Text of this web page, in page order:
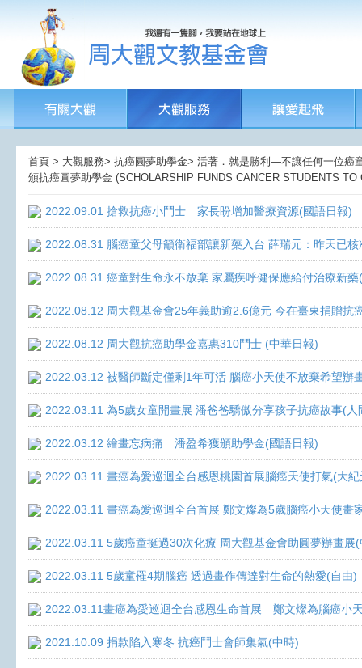
首頁 > 大觀服務> 抗癌圓夢助學金> 活著．就是勝利—不讓任何一位癌
頒抗癌圓夢助學金 (SCHOLARSHIP FUNDS CANCER STUDENTS
2022.09.01 搶救抗癌小鬥士 家長盼增加醫療資源(國語日報)
2022.08.31 腦癌童父母籲衛福部讓新藥入台 薛瑞元：昨天已
2022.08.31 癌童對生命永不放棄 家屬疾呼健保應給付治療新藥
2022.08.12 周大觀基金會25年義助逾2.6億元 今在臺東捐贈抗
2022.08.12 周大觀抗癌助學金嘉惠310鬥士 (中華日報)
2022.03.12 被醫師斷定僅剩1年可活 腦癌小天使不放棄希望辦
2022.03.11 為5歲女童開畫展 潘爸爸驕傲分享孩子抗癌故事(人
2022.03.12 繪畫忘病痛 潘盈希獲頒助學金(國語日報)
2022.03.11 畫癌為愛巡迴全台感恩桃園首展腦癌天使打氣(大紀
2022.03.11 畫癌為愛巡迴全台首展 鄭文燦為5歲腦癌小天使畫
2022.03.11 5歲癌童挺過30次化療 周大觀基金會助圓夢辦畫展
2022.03.11 5歲童罹4期腦癌 透過畫作傳達對生命的熱愛(自由)
2022.03.11畫癌為愛巡迴全台感恩生命首展 鄭文燦為腦癌小
2021.10.09 捐款陷入寒冬 抗癌鬥士會師集氣(中時)